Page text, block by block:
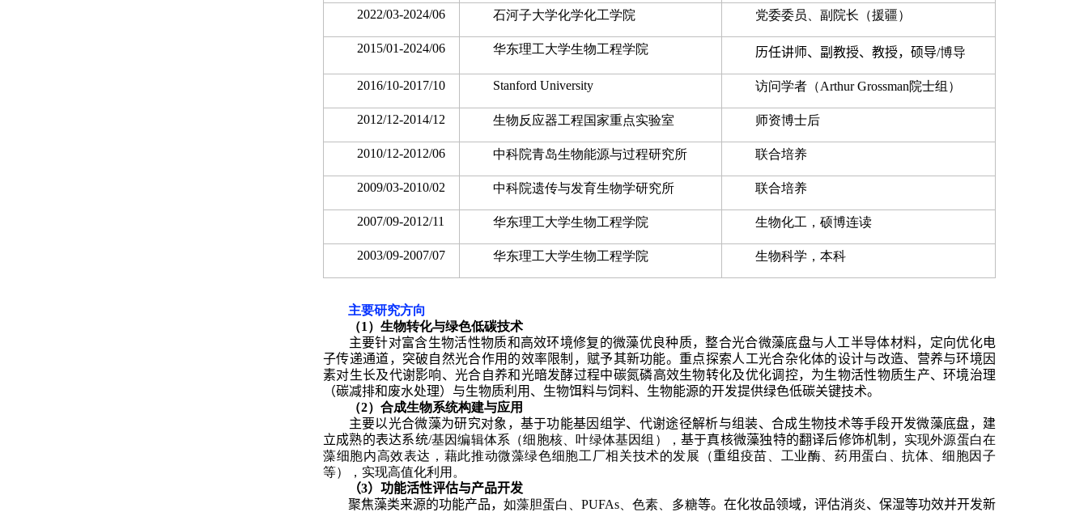
2022/03-2024/06 石河子大学化学化工学院 党委委员、副院长（援疆）
2015/01-2024/06 华东理工大学生物工程学院 历任讲师、副教授、 教授，硕导/博导
2016/10-2017/10 Stanford University 访问学者（Arthur Grossman院士组）
2012/12-2014/12 生物反应器工程国家重点实验室 师资博士后
2010/12-2012/06 中科院青岛生物能源与过程研究所 联合培养
2009/03-2010/02 中科院遗传与发育生物学研究所 联合培养
2007/09-2012/11 华东理工大学生物工程学院 生物化工，硕博连读
2003/09-2007/07 华东理工大学生物工程学院 生物科学，本科
主要研究方向
（1 ）生物转化与绿色低碳技术
主要针对富含生物活性物质和高效环境修复的微藻优良种质，整合光合微藻底盘与人工半导体材料，定向优化电
子传递通道，突破自然光合作用的效率限制，赋予其新功能。 重点探索人工光合杂化体的设计与改造、 营养与环境因
素对生长及代谢影响、光合自养和光暗发酵过程中碳氮磷高效生物转化及优化调控，为生物活性物质生产、环境治理
（碳减排和废水处理）与生物质利用、生物饵料与饲料、生物能源的开发提供绿色低碳关键技术。
（2）合成生物系统构建与应用
主要以光合微藻为研究对象，基于功能基因组学、代谢途径解析与组装、合成生物技术等手段开发微藻底盘，建
立成熟的表达系统/基因编辑体系（细胞核、叶绿体基因组），基于真核微藻独特的翻译后修饰机制， 实现外源蛋白在
藻细胞内高效表达，藉此推动微藻绿色细胞工厂相关技术的发展（重组 疫苗、工业酶、药用蛋白、抗体、细胞因子
等），实现高值化利用。
（3）功能活性评估与产品开发
聚焦藻类来源的功能产品，如藻胆蛋白、PUFAs 、色素、多糖等。在化妆品领域，评估消炎、保湿等功效并开发新